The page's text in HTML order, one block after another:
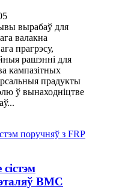
вырабаў для
валакна
прагрэсу,
рашэнні для
кампазітных
прадукты
ў вынаходніцтве
BMC